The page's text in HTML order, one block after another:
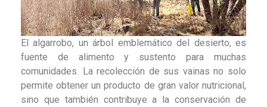
El algarrobo, un árbol emblemático del desierto, es
fuente de alimento y sustento para muchas
comunidades. La recolección de sus vainas no solo
permite obtener un producto de gran valor nutricional,
sino que también contribuye a la conservación de